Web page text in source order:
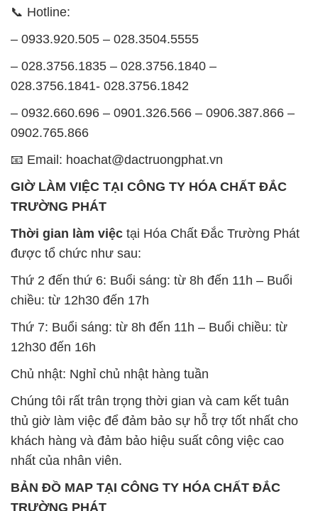
📞 Hotline:
– 0933.920.505 – 028.3504.5555
– 028.3756.1835 – 028.3756.1840 –
028.3756.1841- 028.3756.1842
– 0932.660.696 – 0901.326.566 – 0906.387.866 –
0902.765.866
📧 Email: hoachat@dactruongphat.vn
GIỜ LÀM VIỆC TẠI CÔNG TY HÓA CHẤT ĐẮC
TRƯỜNG PHÁT
Thời gian làm việc tại Hóa Chất Đắc Trường Phát
được tổ chức như sau:
Thứ 2 đến thứ 6: Buổi sáng: từ 8h đến 11h – Buổi
chiều: từ 12h30 đến 17h
Thứ 7: Buổi sáng: từ 8h đến 11h – Buổi chiều: từ
12h30 đến 16h
Chủ nhật: Nghỉ chủ nhật hàng tuần
Chúng tôi rất trân trọng thời gian và cam kết tuân
thủ giờ làm việc để đảm bảo sự hỗ trợ tốt nhất cho
khách hàng và đảm bảo hiệu suất công việc cao
nhất của nhân viên.
BẢN ĐỒ MAP TẠI CÔNG TY HÓA CHẤT ĐẮC
TRƯỜNG PHÁT